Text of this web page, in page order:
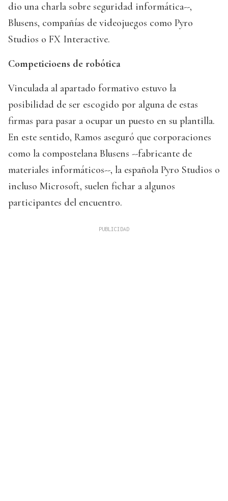
dio una charla sobre seguridad informática--,
Blusens, compañías de videojuegos como Pyro
Studios o FX Interactive.
Competicioens de robótica
Vinculada al apartado formativo estuvo la
posibilidad de ser escogido por alguna de estas
firmas para pasar a ocupar un puesto en su plantilla.
En este sentido, Ramos aseguró que corporaciones
como la compostelana Blusens --fabricante de
materiales informáticos--, la española Pyro Studios o
incluso Microsoft, suelen fichar a algunos
participantes del encuentro.